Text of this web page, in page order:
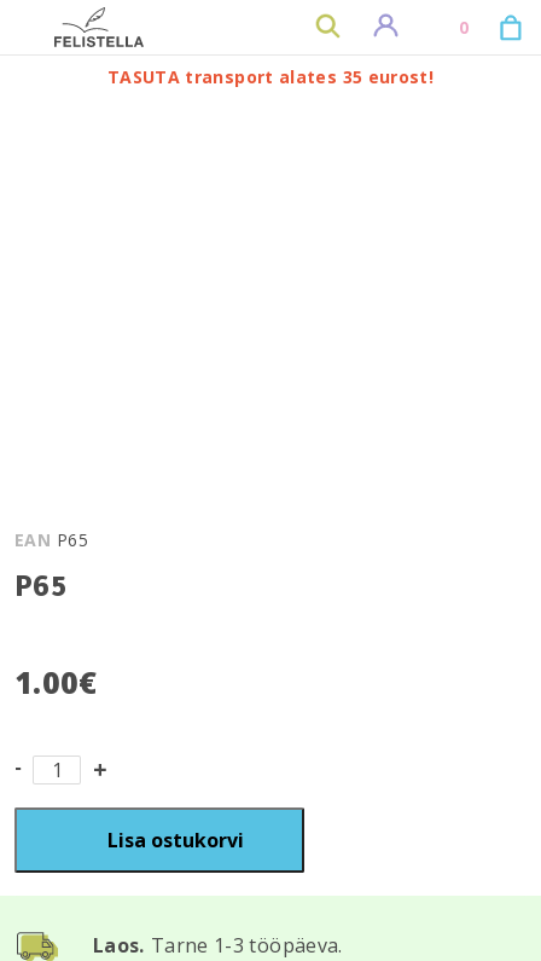
0
TASUTA transport alates 35 eurost!
EAN P65
P65
1.00€
P65
kogus
Lisa ostukorvi
Laos. Tarne 1-3 tööpäeva.